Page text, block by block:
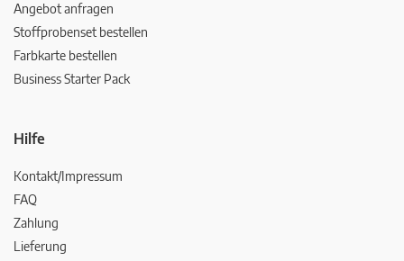
Angebot anfragen
Stoffprobenset bestellen
Farbkarte bestellen
Business Starter Pack
Hilfe
Kontakt/Impressum
FAQ
Zahlung
Lieferung